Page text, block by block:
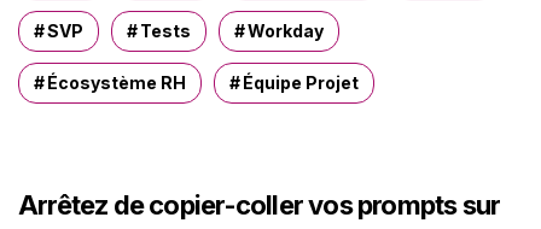
SVP Tests Workday
Écosystème RH Équipe Projet
Arrêtez de copier-coller vos prompts sur